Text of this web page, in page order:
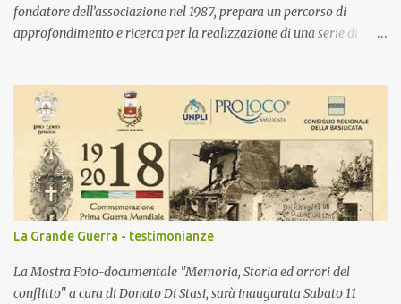
fondatore dell’associazione nel 1987, prepara un percorso di
approfondimento e ricerca per la realizzazione di una serie di
attività per il 2017 con iniziative sia di carattere temporaneo che
permanente. In particolare la proposta integrata del Centro Annali
focalizza l’attenzione sulla valorizzazione complessiva dell’opera
di Nino Calice, dalla ricerca storica all’azione politica e culturale.
Un percorso di approfondimento con cui si vuole redigere, rendere
fruibile e attualizzare un’esperienza umana e intellettuale fra le
più significative del Novecento lucano, non solo per quanto
vede protagonista del presente. Programma Nino Calice...
La Grande Guerra - testimonianze
La Mostra Foto-documentale "Memoria, Storia ed orrori del
conflitto" a cura di Donato Di Stasi, sarà inaugurata Sabato 11